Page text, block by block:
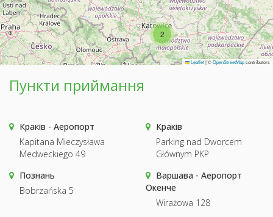
2
Leaflet|©OpenStreetMapcontributors
Пункти приймання
Краків - Аеропорт
Kapitana Mieczysława
Medweckiego 49
Краків
Parking nad Dworcem
Głównym PKP
Познань
Bobrzańska 5
Варшава - Аеропорт
Окенче
Wirażowa 128